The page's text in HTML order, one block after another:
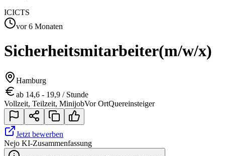
ICICTS
vor 6 Monaten
Sicherheitsmitarbeiter(m/w/x)
Hamburg
ab 14,6 - 19,9 / Stunde
Vollzeit, Teilzeit, MinijobVor OrtQuereinsteiger
Jetzt bewerben
Nejo KI-Zusammenfassung